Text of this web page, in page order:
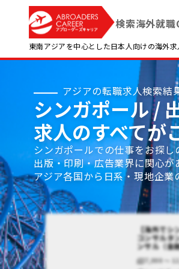
検索海外就
東南アジアを中心とした日本人向けの海外求
アジアの転職求人検索結
シンガポール /
求人のすべてが
シンガポールでの仕事をお探し
出版・印刷・広告業界に関心が
アジア各国から日系・現地企業
【海外で
コンサルタ
ンサル（金
7,000 〜